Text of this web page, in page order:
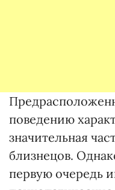
поведению
значительная
близнецов.
первую очередь